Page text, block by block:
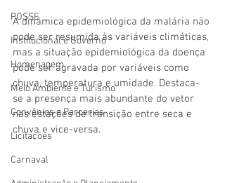
POSSE
Institucional e Governo
Homenagem
Meio Ambiente e Turismo
Convênios e Parcerias
Licitações
Carnaval
A dinâmica epidemiológica da malária não
pode ser resumida às variáveis climáticas,
mas a situação epidemiológica da doença
pode ser agravada por variáveis como
chuva, temperatura e umidade. Destaca-
se a presença mais abundante do vetor
nas estações de transição entre seca e
chuva e vice-versa.